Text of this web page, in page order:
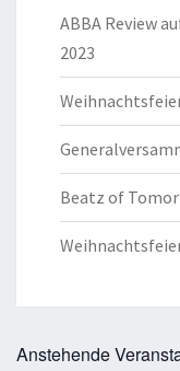
ABBA Review
2023
Beatz of
Anstehende